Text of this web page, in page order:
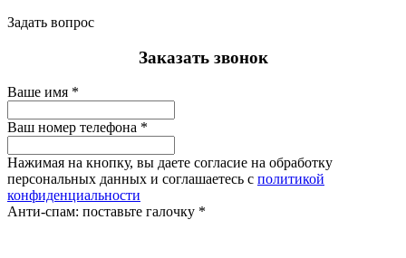
Задать вопрос
Заказать звонок
Ваше имя *
Ваш номер телефона *
Нажимая на кнопку, вы даете согласие на обработку
персональных данных и соглашаетесь с политикой
конфиденциальности
Анти-спам: поставьте галочку *